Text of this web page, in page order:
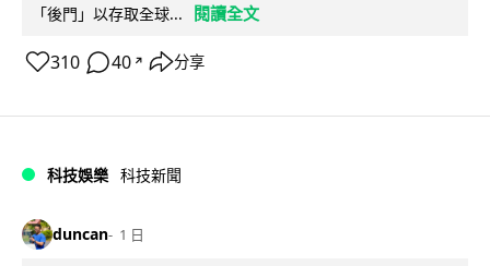
「後門」以存取全球...
閱讀全文
310 40 ↗ 分享
科技娛樂 科技新聞
duncan 1 日